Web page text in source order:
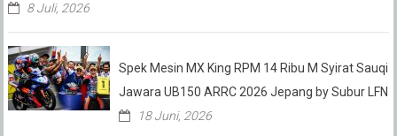
8 Juli, 2026
Spek Mesin MX King RPM 14 Ribu M Syirat Sauqi
Jawara UB150 ARRC 2026 Jepang by Subur LFN
18 Juni, 2026